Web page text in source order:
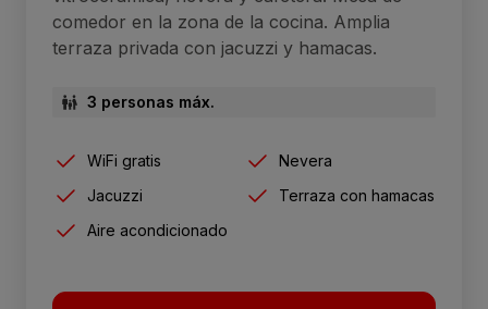
comedor en la zona de la cocina. Amplia
terraza privada con jacuzzi y hamacas.
3 personas máx.
WiFi gratis
Nevera
Jacuzzi
Terraza con hamacas
Aire acondicionado